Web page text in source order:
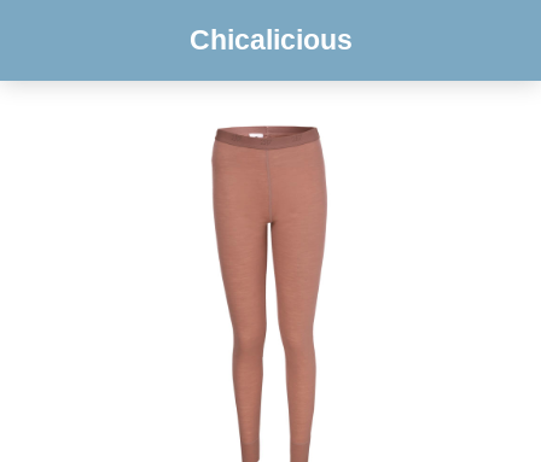
Chicalicious